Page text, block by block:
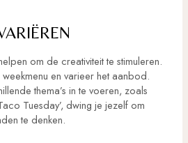
om de creativiteit te stimuleren.
en varieer het aanbod.
thema’s in te voeren, zoals
Tuesday’, dwing je jezelf om
te denken.